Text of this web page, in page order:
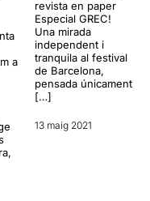
amor que, a
compartit entre
i a
dispara cap al
noia amb la que
a res) o cap
fill que
Pep
Bel
Burns i
deixant-se
una allau
a
revista en paper
Especial GREC!
Una mirada
independent i
tranquila al festival
de Barcelona,
pensada únicament
[…]
13 maig 2021